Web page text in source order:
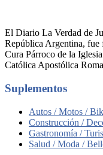
El Diario La Verdad de
República Argentina, fue
Cura Párroco de la
Católica Apostólica
Suplementos
Autos / Motos /
Construcción /
Gastronomía /
Salud / Moda /